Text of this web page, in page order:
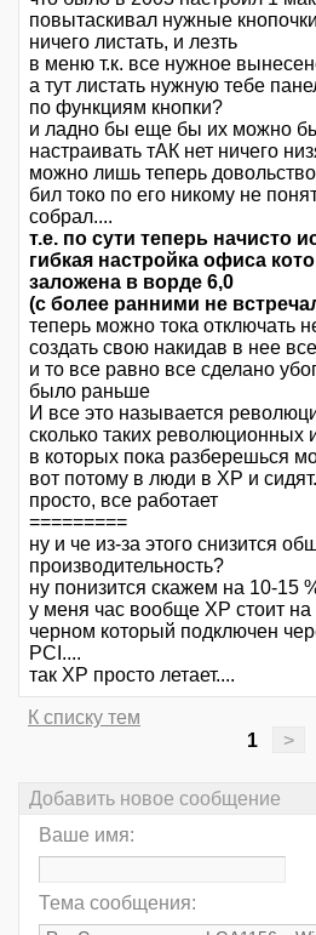
повытаскивал нужные
ничего листать, и лезть
в меню т.к. все нужное
а тут листать нужную тебе
по функциям кнопки?
и ладно бы еще бы их можно
настраивать тАК нет ничего
можно лишь теперь
бил токо по его никому не
собрал....
т.е. по сути теперь начисто
гибкая настройка офиса
заложена в ворде 6,0
(с более ранними не
теперь можно тока отключать
создать свою накидав в нее
и то все равно все сделано
было раньше
И все это называется
сколько таких революционных
в которых пока разберешься
вот потому в люди в XP и
просто, все работает
=========
ну и че из-за этого снизится
производительность?
ну понизится скажем на 10-15
у меня час вообще XP стоит
черном который подключен
PCI....
так XP просто летает....
К списку тем
1
>
Добавить новое сообщение
Ваше имя:
Тема сообщения: